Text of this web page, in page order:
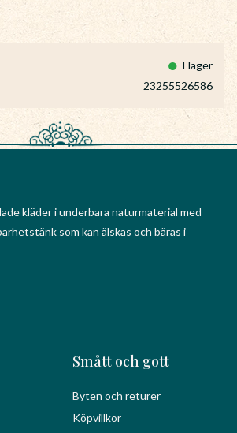
I lager
23255526586
kläder i underbara naturmaterial med
som kan älskas och bäras i
Smått och gott
Byten och returer
Köpvillkor